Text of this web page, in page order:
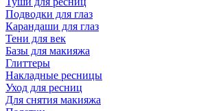
Подводки для глаз
Карандаши для глаз
Тени для век
Базы для макияжа
Глиттеры
Накладные ресницы
Уход для ресниц
Для снятия макияжа